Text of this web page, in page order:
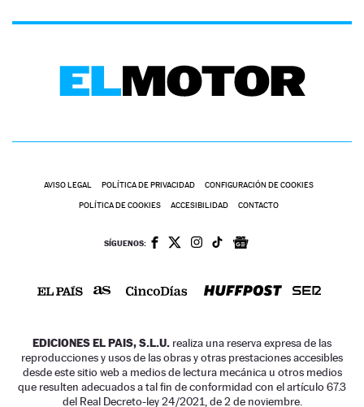
AVISO LEGAL POLÍTICA DE PRIVACIDAD CONFIGURACIÓN DE COOKIES
POLÍTICA DE COOKIES ACCESIBILIDAD CONTACTO
SÍGUENOS:
EDICIONES EL PAIS, S.L.U. realiza una reserva expresa de las
reproducciones y usos de las obras y otras prestaciones accesibles
desde este sitio web a medios de lectura mecánica u otros medios
que resulten adecuados a tal fin de conformidad con el artículo 67.3
del Real Decreto-ley 24/2021, de 2 de noviembre.